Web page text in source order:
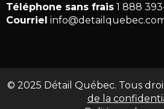
Téléphone sans frais 1 888
Courriel
© 2025 Détail Québec. Tous
de la